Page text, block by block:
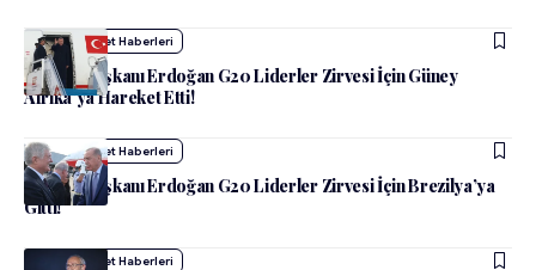
admin Siyaset Haberleri
Cumhurbaşkanı Erdoğan G20 Liderler Zirvesi İçin Güney
Afrika’ya Hareket Etti!
admin Siyaset Haberleri
Cumhurbaşkanı Erdoğan G20 Liderler Zirvesi İçin Brezilya’ya
Gitti!
Siyaset Haberleri